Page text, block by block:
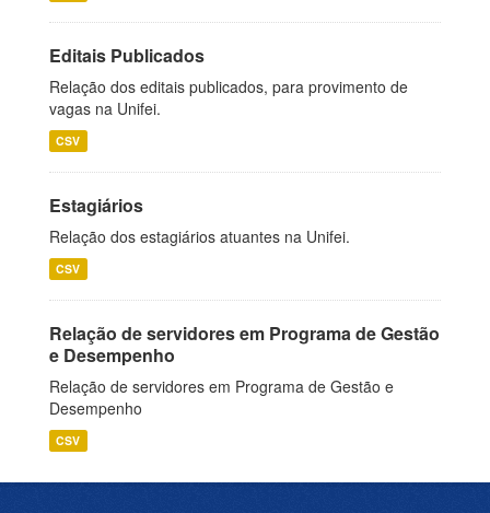
Editais Publicados
Relação dos editais publicados, para provimento de
vagas na Unifei.
CSV
Estagiários
Relação dos estagiários atuantes na Unifei.
CSV
Relação de servidores em Programa de Gestão
e Desempenho
Relação de servidores em Programa de Gestão e
Desempenho
CSV